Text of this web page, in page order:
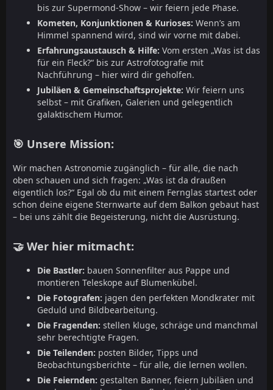
bis zur Supermond-Show – wir feiern jede Phase.
Kometen, Konjunktionen & Kurioses: Wenn’s am
Himmel spannend wird, sind wir vorne mit dabei.
Erfahrungsaustausch & Hilfe: Vom ersten „Was ist das
für ein Fleck?“ bis zur Astrofotografie mit
Nachführung – hier wird dir geholfen.
Jubiläen & Gemeinschaftsprojekte: Wir feiern uns
selbst – mit Grafiken, Galerien und gelegentlich
galaktischem Humor.
🎯 Unsere Mission:
Wir machen Astronomie zugänglich – für alle, die nach
oben schauen und sich fragen: „Was ist da draußen
eigentlich los?“ Egal ob du mit einem Fernglas startest oder
schon deine eigene Sternwarte auf dem Balkon gebaut hast
– bei uns zählt die Begeisterung, nicht die Ausrüstung.
🤝 Wer hier mitmacht:
Die Bastler: bauen Sonnenfilter aus Pappe und
montieren Teleskope auf Blumenkübel.
Die Fotografen: jagen den perfekten Mondkrater mit
Geduld und Bildbearbeitung.
Die Fragenden: stellen kluge, schräge und manchmal
sehr berechtigte Fragen.
Die Teilenden: posten Bilder, Tipps und
Beobachtungsberichte – für alle, die lernen wollen.
Die Feiernden: gestalten Banner, feiern Jubiläen und